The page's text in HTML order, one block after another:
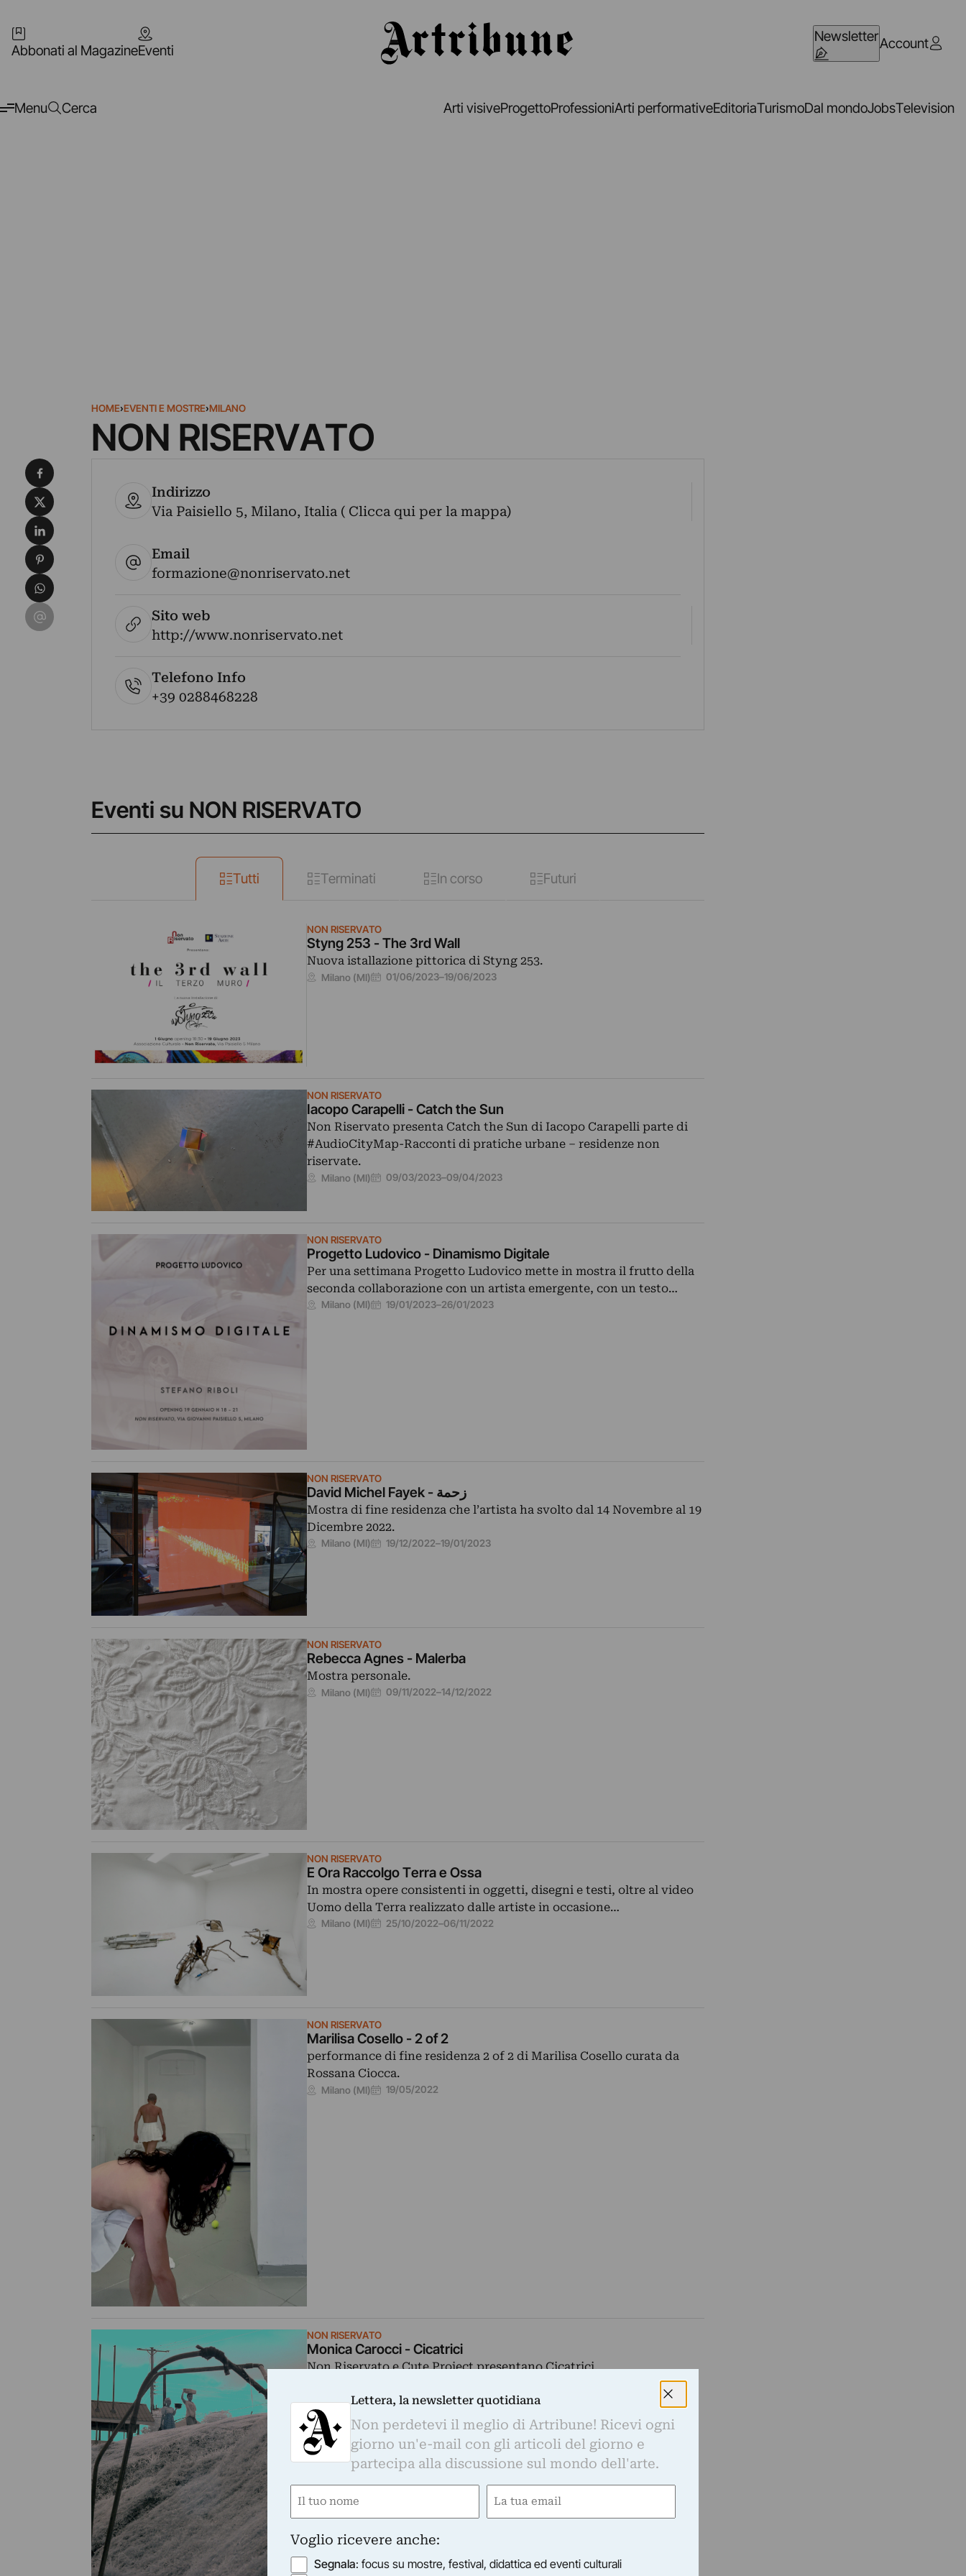
Abbonati al MagazineEventi
NewsletterAccount
Menu Cerca Arti visiveProgettoProfessioniArti performativeEditoriaTurismoDal mondoJobsTelevision
HOME›EVENTI E MOSTRE›MILANO
NON RISERVATO
Indirizzo
Via Paisiello 5, Milano, Italia ( Clicca qui per la mappa)
Email
formazione@nonriservato.net
Sito web
http://www.nonriservato.net
Telefono Info
+39 0288468228
Eventi su NON RISERVATO
Tutti Terminati In corso Futuri
NON RISERVATO
Styng 253 - The 3rd Wall
Nuova istallazione pittorica di Styng 253.
Milano (MI) 01/06/2023–19/06/2023
NON RISERVATO
Iacopo Carapelli - Catch the Sun
Non Riservato presenta Catch the Sun di Iacopo Carapelli parte di
#AudioCityMap-Racconti di pratiche urbane – residenze non
riservate.
Milano (MI) 09/03/2023–09/04/2023
NON RISERVATO
Progetto Ludovico - Dinamismo Digitale
Per una settimana Progetto Ludovico mette in mostra il frutto della
seconda collaborazione con un artista emergente, con un testo…
Milano (MI) 19/01/2023–26/01/2023
NON RISERVATO
David Michel Fayek - زحمة
Mostra di fine residenza che l’artista ha svolto dal 14 Novembre al 19
Dicembre 2022.
Milano (MI) 19/12/2022–19/01/2023
NON RISERVATO
Rebecca Agnes - Malerba
Mostra personale.
Milano (MI) 09/11/2022–14/12/2022
NON RISERVATO
E Ora Raccolgo Terra e Ossa
In mostra opere consistenti in oggetti, disegni e testi, oltre al video
Uomo della Terra realizzato dalle artiste in occasione…
Milano (MI) 25/10/2022–06/11/2022
NON RISERVATO
Marilisa Cosello - 2 of 2
performance di fine residenza 2 of 2 di Marilisa Cosello curata da
Rossana Ciocca.
Milano (MI) 19/05/2022
NON RISERVATO
Monica Carocci - Cicatrici
Non Riservato e Cute Project presentano Cicatrici.
Condividi su Facebook
Condividi su X
Condividi su LinkedIn
Condividi su Pinterest
Condividi su WhatsApp
Condividi su Email
Lettera, la newsletter quotidiana
Non perdetevi il meglio di Artribune! Ricevi ogni
giorno un'e-mail con gli articoli del giorno e
partecipa alla discussione sul mondo dell'arte.
Nome
Email
Voglio ricevere anche:
Segnala: focus su mostre, festival, didattica ed eventi culturali